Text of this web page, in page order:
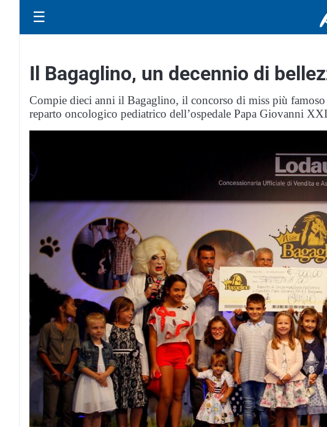
☰
Il Bagaglino, un decennio di
Compie dieci anni il Bagaglino, il concorso di miss più
reparto oncologico pediatrico dell’ospedale Papa Giovanni